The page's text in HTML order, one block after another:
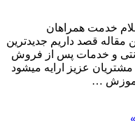
خدمت همراهان
قصد داریم جدیدترین
و خدمات پس از فروش
عزیز ارایه میشود
آموزش …